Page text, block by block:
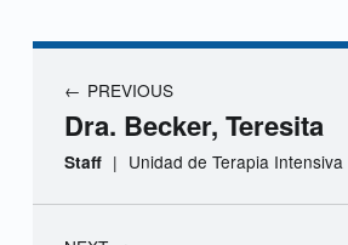
r
o
PREVIOUS
Dra. Becker, Teresita
Staff | Unidad de Terapia Intensiva